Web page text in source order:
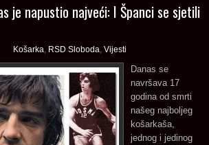
je napustio najveći: I Španci se sjetili
Košarka RSD Sloboda Vijesti
Danas se
navršava 17
godina od smrti
našeg najboljeg
košarkaša,
jednog i jedinog